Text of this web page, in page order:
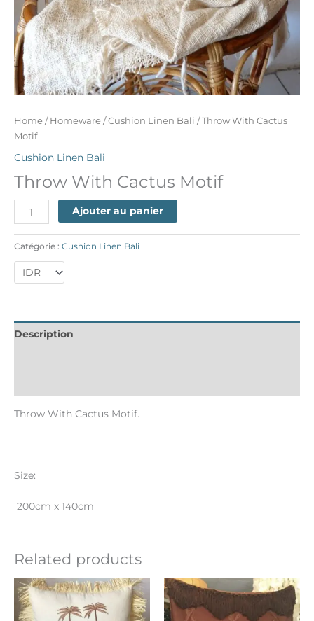
Home / Homeware /Cushion Linen Bali / Throw With Cactus
Motif
Cushion Linen Bali
Throw With Cactus Motif
Ajouter au panier
Catégorie : Cushion Linen Bali
Description
Throw With Cactus Motif.
Size:
200cm x 140cm
Related products